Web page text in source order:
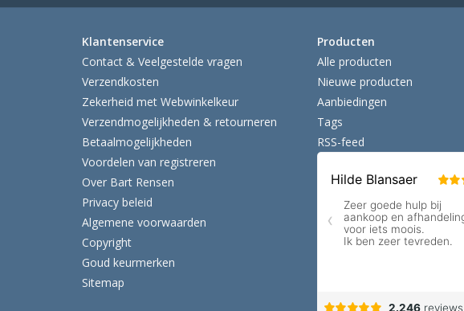
Klantenservice
Contact & Veelgestelde vragen
Verzendkosten
Zekerheid met Webwinkelkeur
Verzendmogelijkheden & retourneren
Betaalmogelijkheden
Voordelen van registreren
Over Bart Rensen
Privacy beleid
Algemene voorwaarden
Copyright
Goud keurmerken
Sitemap
Producten
Alle producten
Nieuwe producten
Aanbiedingen
Tags
RSS-feed